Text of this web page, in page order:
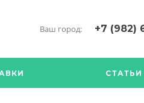
Ваш город: +7 (982)
+7 (34376)
г. Богданович,
СТАТЬИ